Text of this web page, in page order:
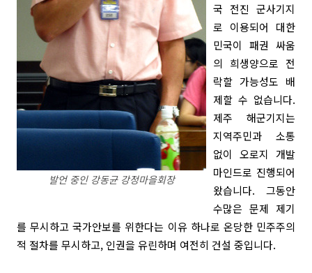
발언 중인 강동균 강정마을회장
국 전진 군사기지
로 이용되어 대한
민국이 패권 싸움
의 희생양으로 전
락할 가능성도 배
제할 수 없습니다.
제주 해군기지는
지역주민과 소통
없이 오로지 개발
마인드로 진행되어
왔습니다. 그동안
수많은 문제 제기
를 무시하고 국가안보를 위한다는 이유 하나로 온당한 민주주의
적 절차를 무시하고, 인권을 유린하며 여전히 건설 중입니다.